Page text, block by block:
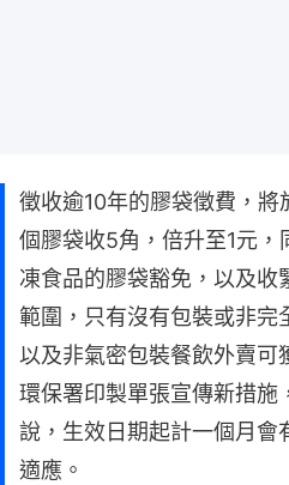
徵收逾10年的膠袋徵費，將
個膠袋收5角，倍升至1元
凍食品的膠袋豁免，以及收
範圍，只有沒有包裝或非完
以及非氣密包裝餐飲外賣可
環保署印製單張宣傳新措施
說，生效日期起計一個月會
適應。